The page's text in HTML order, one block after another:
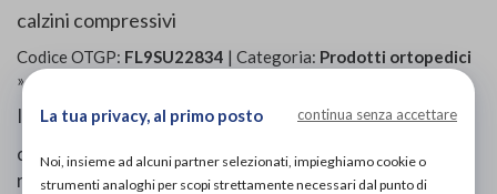
calzini compressivi
Codice OTGP: FL9SU22834 | Categoria: Prodotti ortopedici
»Collant e calze contenitive
Il Calzino 18 svolge un’azione di prevenzione;
contrasta la maggior pressione idrostatica facilitano il
ritorno venoso.
La tua privacy, al primo posto continua senza accettare
Noi, insieme ad alcuni partner selezionati, impieghiamo cookie o
strumenti analoghi per scopi strettamente necessari dal punto di